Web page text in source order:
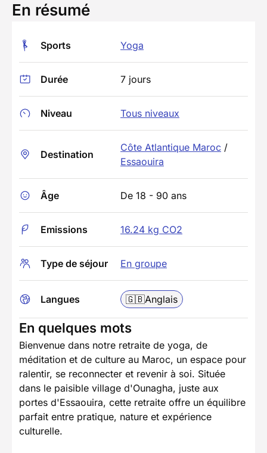
En résumé
Sports Yoga
Durée 7 jours
Niveau Tous niveaux
Destination
Côte Atlantique Maroc /
Essaouira
Âge De 18 - 90 ans
Emissions 16.24 kg CO2
Type de séjour En groupe
Langues 🇬🇧Anglais
En quelques mots
Bienvenue dans notre retraite de yoga, de
méditation et de culture au Maroc, un espace pour
ralentir, se reconnecter et revenir à soi. Située
dans le paisible village d'Ounagha, juste aux
portes d'Essaouira, cette retraite offre un équilibre
parfait entre pratique, nature et expérience
culturelle.